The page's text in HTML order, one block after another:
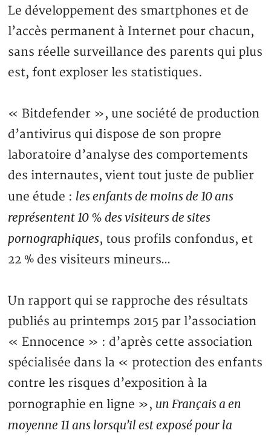
Le développement des smartphones et de
l’accès permanent à Internet pour chacun,
sans réelle surveillance des parents qui plus
est, font exploser les statistiques.
« Bitdefender », une société de production
d’antivirus qui dispose de son propre
laboratoire d’analyse des comportements
des internautes, vient tout juste de publier
une étude : les enfants de moins de 10 ans
représentent 10 % des visiteurs de sites
pornographiques, tous profils confondus, et
22 % des visiteurs mineurs…
Un rapport qui se rapproche des résultats
publiés au printemps 2015 par l’association
« Ennocence » : d’après cette association
spécialisée dans la « protection des enfants
contre les risques d’exposition à la
pornographie en ligne », un Français a en
moyenne 11 ans lorsqu’il est exposé pour la